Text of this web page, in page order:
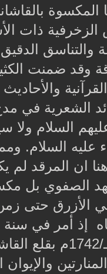
المكسوة
الزخرفية ذات
والتناسق
وقد ضمنت
القرآنية
الشعرية في
السلام ولا
عليه السلام.
ان المرقد لم
الصفوي بل
الأزرق حتى
إذ أمر في سنة
1155هـ/1742م
والإيوان